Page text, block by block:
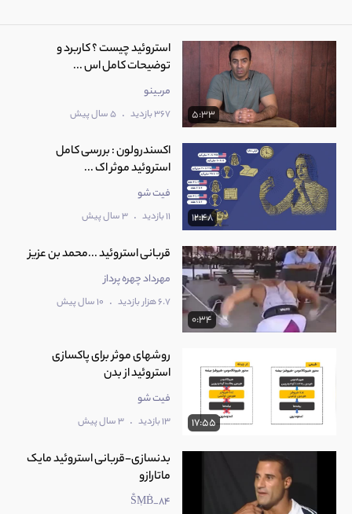
5:33
استروئید چیست ؟ کاربرد و
توضیحات کامل اس ...
مربینو
367 بازدید . 5 سال پیش
12:48
اکسندرولون : بررسی کامل
استروئید موثر اک ...
فیت شو
11 بازدید . 3 سال پیش
0:34
قربانی استروئید ...محمد بن عزیز
مهرداد چهره پرداز
6.7 هزار بازدید . 10 سال پیش
17:55
روشهای موثر برای پاکسازی
استروئید از بدن
فیت شو
13 بازدید . 3 سال پیش
بدنسازی-قربانی استروئید مایک
ماتارازو
ṦṂḂ_84